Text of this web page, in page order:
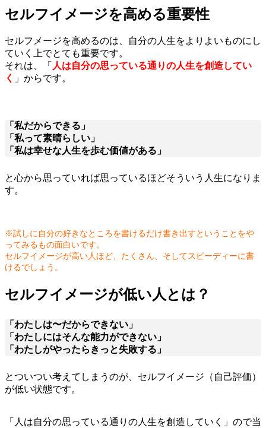
セルフイメージを高める重要性
セルフメージを高めるのは、自分の人生をよりよいものにし
ていく上でとても重要です。
それは、「 人は自分の思っている通りの人生を創造してい
く 」からです。
「私だからできる」
「私って素晴らしい」
「私は幸せな人生を歩む価値がある」
と心から思っていれば思っているほどそういう人生になりま
す。
※試しに自分の好きなところを書けるだけ書き出すということをや
ってみるもの面白いです。
セルフイメージが高い人ほど、たくさん、そしてスピーディーに書
けるでしょう。
セルフイメージが低い人とは？
「わたしは〜だからできない」
「わたしにはそんな能力ができない」
「わたしがやったらきっと失敗する」
とついつい考えてしまうのが、セルフイメージ（自己評価）
が低い状態です。
「人は自分の思っている通りの人生を創造していく」ので当